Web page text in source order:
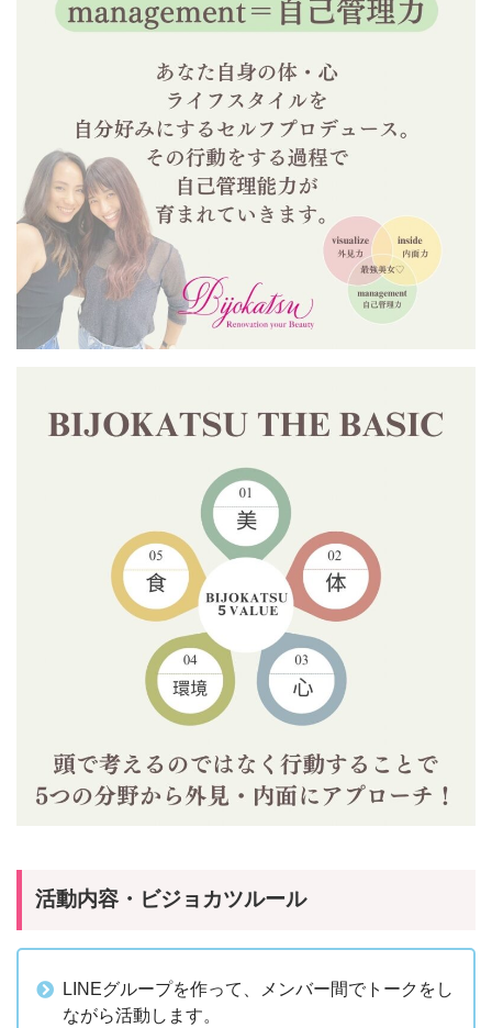
活動内容・ビジョカツルール
LINEグループを作って、メンバー間でトークをし
ながら活動します。